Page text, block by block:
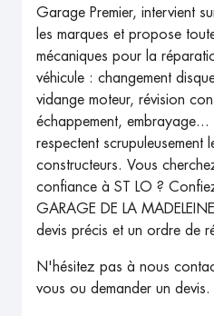
Garage Premier, intervient
les marques et propose
mécaniques pour la
véhicule : changement
vidange moteur, révision
échappement,
respectent scrupuleusement
constructeurs. Vous
confiance à ST LO ?
GARAGE DE LA
devis précis et un ordre de
N'hésitez pas à nous
vous ou demander un devis.